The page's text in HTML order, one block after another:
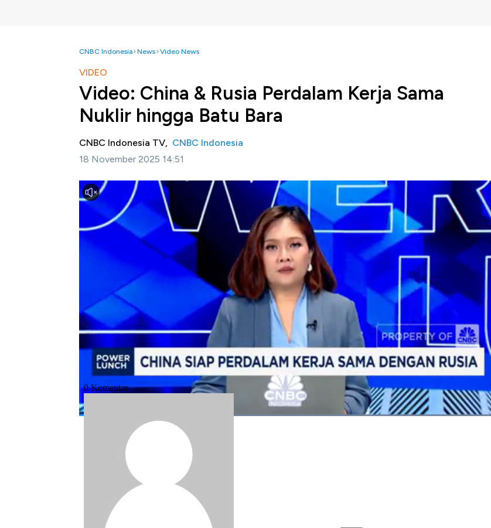
CNBC Indonesia News Video News
VIDEO
Video: China & Rusia Perdalam Kerja Sama
Nuklir hingga Batu Bara
CNBC Indonesia TV, CNBC Indonesia
18 November 2025 14:51
Jakarta, CNBC Indonesia-
China menyatakan siap memperdalam kerja sama energi, pertanian, dan
investasi dengan Rusia. Komitmen disampaikan Perdana Menteri Li Qiang saat bertemu Perdana
Menteri Rusia Mikhail Mishustin di Moskow.
Selengkapnya dalam program Power Lunch CNBC Indonesia (Selasa, 15/11/2025) berikut ini.
#china rusia #kerjasama #bilateral #li qiang #mikhail mishustin